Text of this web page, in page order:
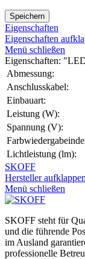
Speichern
Eigenschaften
Eigenschaften
Menü schließen
Eigenschaften:
Abmessung:
Anschlusskabel:
Einbauart:
Leistung (W):
Spannung (V):
Lichtleistung (lm):
SKOFF
Hersteller aufklappen
Menü schließen
SKOFF steht für
und die führende
im Ausland
professionelle